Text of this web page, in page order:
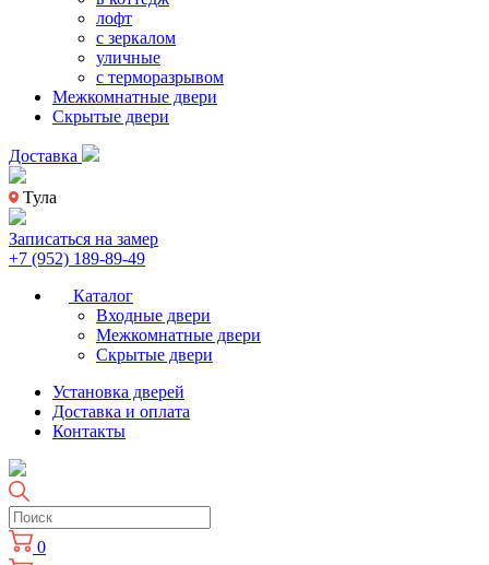
лофт
с зеркалом
уличные
с терморазрывом
Межкомнатные двери
Скрытые двери
Доставка
Тула
Записаться на замер
+7 (952) 189-89-49
Каталог
Входные двери
Межкомнатные двери
Скрытые двери
Установка дверей
Доставка и оплата
Контакты
0